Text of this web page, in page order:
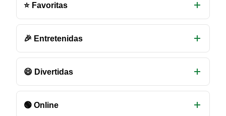
de
chat
disponibles
⭐ Favoritas
🎉 Entretenidas
😄 Divertidas
🟢 Online